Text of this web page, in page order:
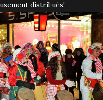
distribués!